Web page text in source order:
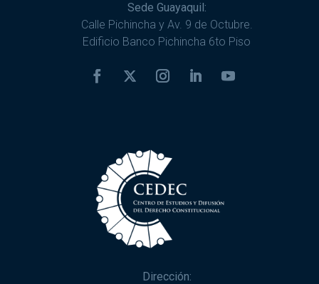
Sede Guayaquil:
Calle Pichincha y Av. 9 de Octubre.
Edificio Banco Pichincha 6to Piso
Dirección: